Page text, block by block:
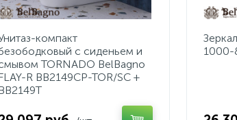
компакт
с сиденьем и
TORNADO BelBagno
R BB2149CP-TOR/SC +
1000-